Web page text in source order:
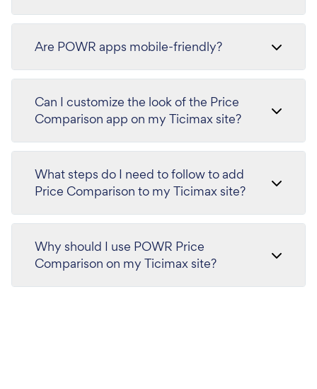
Are POWR apps mobile-friendly?
Can I customize the look of the Price
Comparison app on my Ticimax site?
What steps do I need to follow to add
Price Comparison to my Ticimax site?
Why should I use POWR Price
Comparison on my Ticimax site?